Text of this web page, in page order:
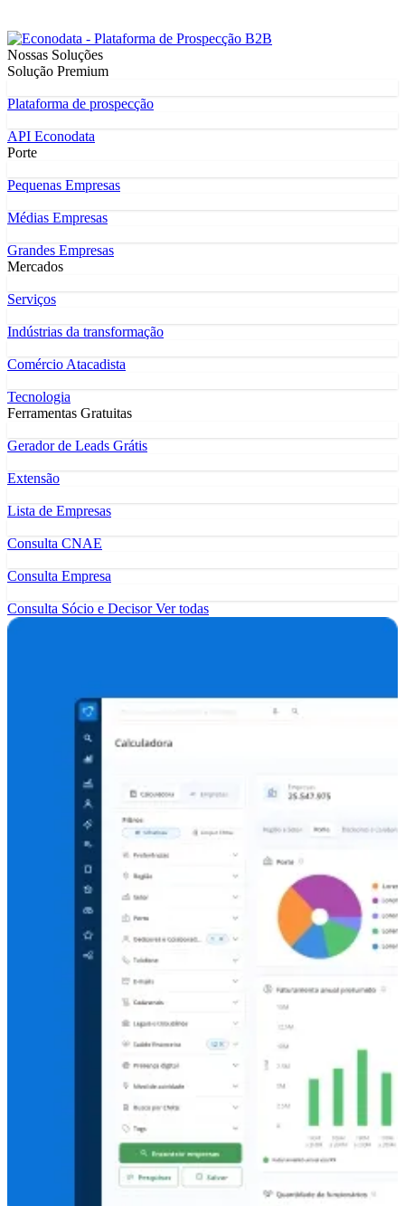
Nossas Soluções
Solução Premium
Plataforma de prospecção
API Econodata
Porte
Pequenas Empresas
Médias Empresas
Grandes Empresas
Mercados
Serviços
Indústrias da transformação
Comércio Atacadista
Tecnologia
Ferramentas Gratuitas
Gerador de Leads Grátis
Extensão
Lista de Empresas
Consulta CNAE
Consulta Empresa
Consulta Sócio e DecisorVer todas